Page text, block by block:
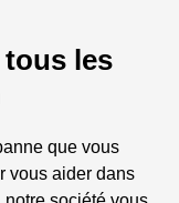
tous les
que vous
vous aider dans